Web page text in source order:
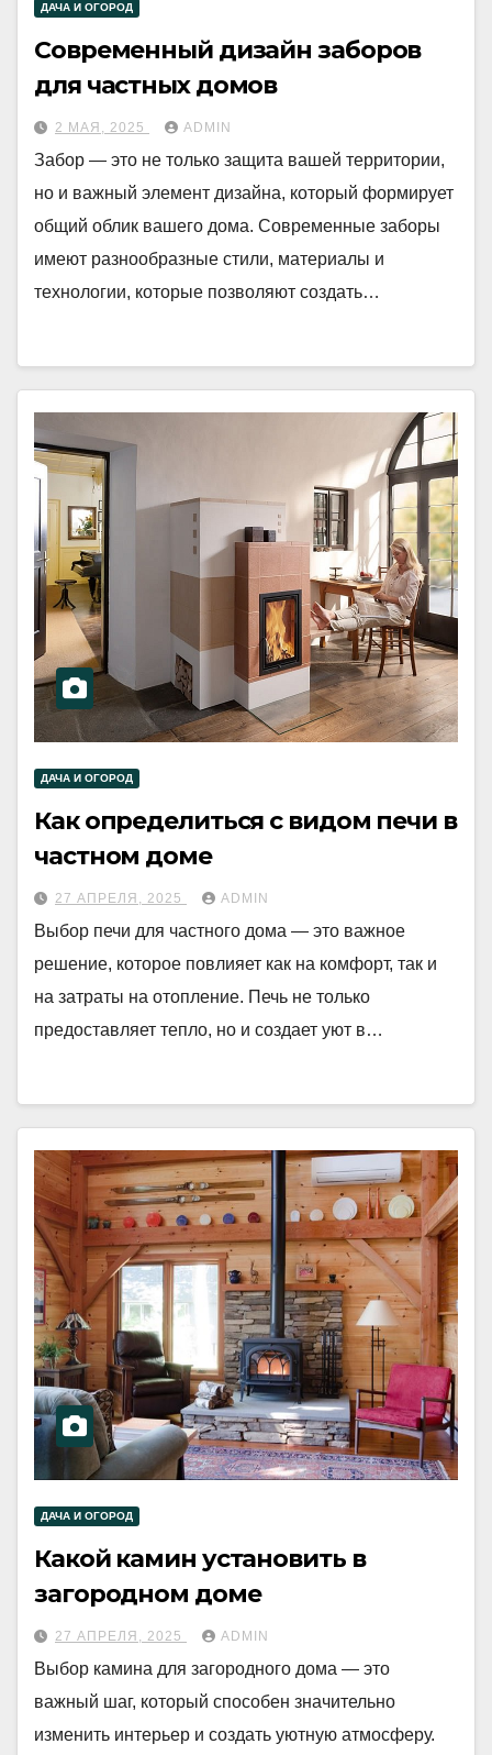
ДАЧА И ОГОРОД
Современный дизайн заборов
для частных домов
2 МАЯ, 2025 ADMIN
Забор — это не только защита вашей территории,
но и важный элемент дизайна, который формирует
общий облик вашего дома. Современные заборы
имеют разнообразные стили, материалы и
технологии, которые позволяют создать…
ДАЧА И ОГОРОД
Как определиться с видом печи в
частном доме
27 АПРЕЛЯ, 2025 ADMIN
Выбор печи для частного дома — это важное
решение, которое повлияет как на комфорт, так и
на затраты на отопление. Печь не только
предоставляет тепло, но и создает уют в…
ДАЧА И ОГОРОД
Какой камин установить в
загородном доме
27 АПРЕЛЯ, 2025 ADMIN
Выбор камина для загородного дома — это
важный шаг, который способен значительно
изменить интерьер и создать уютную атмосферу.